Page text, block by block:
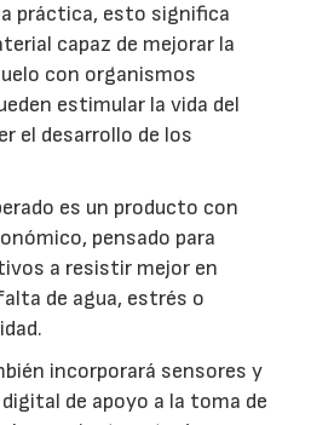
práctica, esto significa
capaz de mejorar la
con organismos
estimular la vida del
el desarrollo de los
es un producto con
pensado para
a resistir mejor en
de agua, estrés o
incorporará sensores y
de apoyo a la toma de